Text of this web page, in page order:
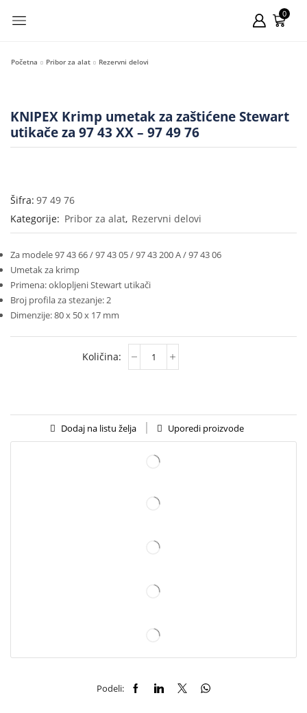
0
Početna Pribor za alat Rezervni delovi
KNIPEX Krimp umetak za zaštićene Stewart
utikače za 97 43 XX – 97 49 76
Šifra: 97 49 76
Kategorije: Pribor za alat, Rezervni delovi
Za modele 97 43 66 / 97 43 05 / 97 43 200 A / 97 43 06
Umetak za krimp
Primena: oklopljeni Stewart utikači
Broj profila za stezanje: 2
Dimenzije: 80 x 50 x 17 mm
Dodaj na listu želja Uporedi proizvode
Podeli: